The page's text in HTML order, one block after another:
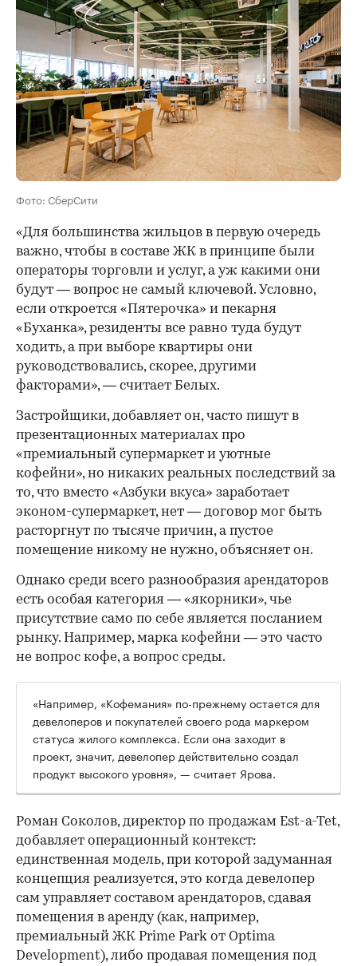
Фото: СберСити
«Для большинства жильцов в первую очередь
важно, чтобы в составе ЖК в принципе были
операторы торговли и услуг, а уж какими они
будут — вопрос не самый ключевой. Условно,
если откроется «Пятерочка» и пекарня
«Буханка», резиденты все равно туда будут
ходить, а при выборе квартиры они
руководствовались, скорее, другими
факторами», — считает Белых.
Застройщики, добавляет он, часто пишут в
презентационных материалах про
«премиальный супермаркет и уютные
кофейни», но никаких реальных последствий за
то, что вместо «Азбуки вкуса» заработает
эконом-супермаркет, нет — договор мог быть
расторгнут по тысяче причин, а пустое
помещение никому не нужно, объясняет он.
Однако среди всего разнообразия арендаторов
есть особая категория — «якорники», чье
присутствие само по себе является посланием
рынку. Например, марка кофейни — это часто
не вопрос кофе, а вопрос среды.
«Например, «Кофемания» по-прежнему остается для
девелоперов и покупателей своего рода маркером
статуса жилого комплекса. Если она заходит в
проект, значит, девелопер действительно создал
продукт высокого уровня», — считает Ярова.
Роман Соколов, директор по продажам Est-a-Tet,
добавляет операционный контекст:
единственная модель, при которой задуманная
концепция реализуется, это когда девелопер
сам управляет составом арендаторов, сдавая
помещения в аренду (как, например,
премиальный ЖК Prime Park от Optima
Development), либо продавая помещения под